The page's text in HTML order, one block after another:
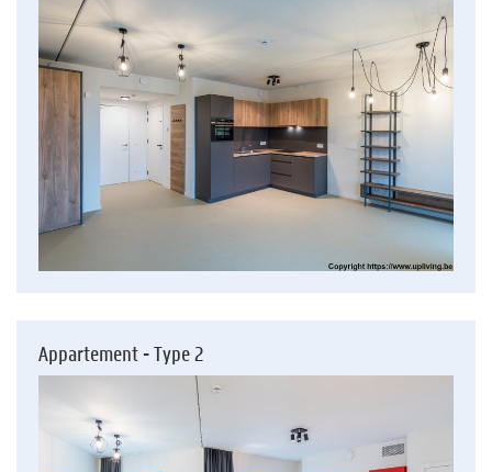
Appartement - Type 2